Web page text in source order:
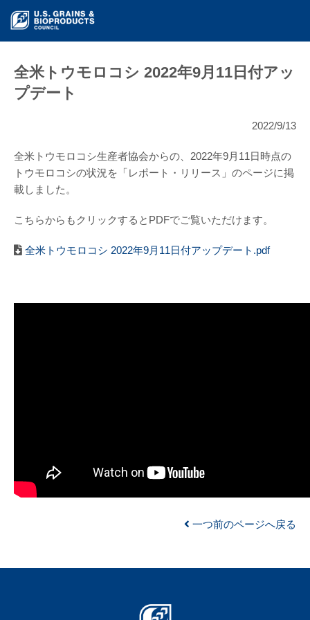
全米トウモロコシ 2022年9月11日付アッ
プデート
2022/9/13
全米トウモロコシ生産者協会からの、2022年9月11日時点の
トウモロコシの状況を「レポート・リリース」のページに掲
載しました。
こちらからもクリックするとPDFでご覧いただけます。
全米トウモロコシ 2022年9月11日付アップデート.pdf
一つ前のページへ戻る